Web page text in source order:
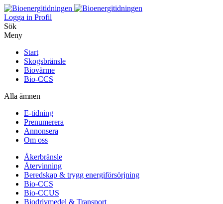
Logga in Profil
Sök
Meny
Start
Skogsbränsle
Biovärme
Bio-CCS
Alla ämnen
E-tidning
Prenumerera
Annonsera
Om oss
Åkerbränsle
Återvinning
Beredskap & trygg energiförsörjning
Bio-CCS
Bio-CCUS
Biodrivmedel & Transport